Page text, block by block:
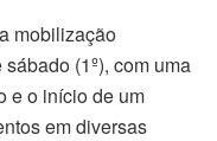
mobilização
(1º), com uma
e o início de um
em diversas